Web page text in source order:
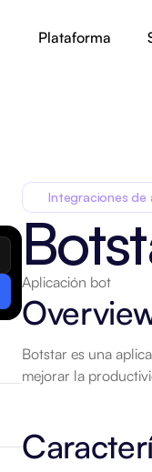
Integraciones de
Aplicación bot
Botstar es una
mejorar la
Plataforma